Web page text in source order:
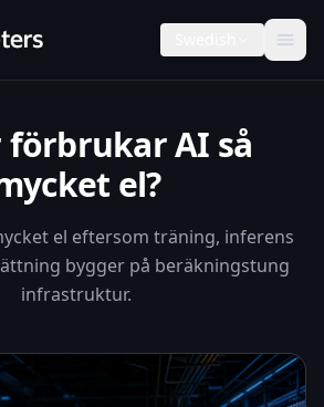
AI så
el?
el eftersom träning, inferens
bygger på beräkningstung
infrastruktur.